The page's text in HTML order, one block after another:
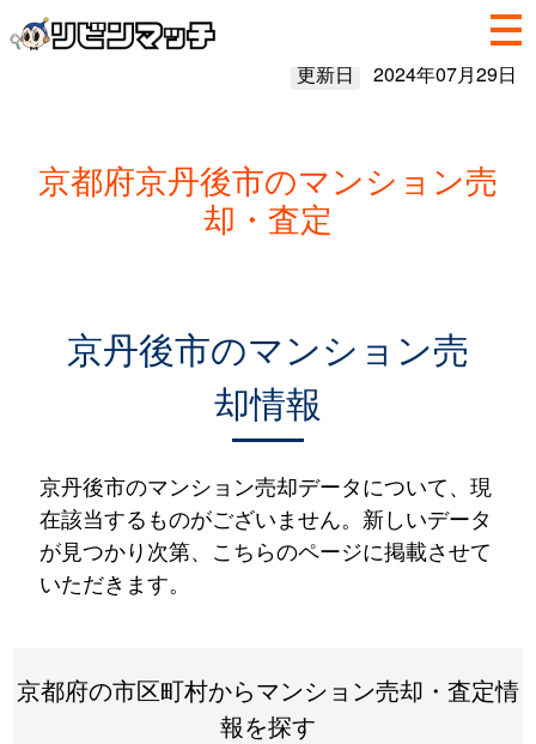
更新日 2024年07月29日
京都府京丹後市のマンション売
却・査定
京丹後市のマンション売
却情報
京丹後市のマンション売却データについて、現
在該当するものがございません。新しいデータ
が見つかり次第、こちらのページに掲載させて
いただきます。
京都府の市区町村からマンション売却・査定情
報を探す